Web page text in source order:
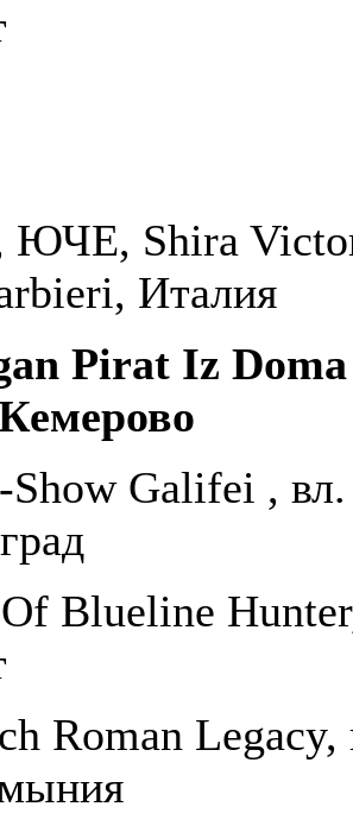
Shira
Италия
Pirat Iz
Show Galifei ,
Blueline
Roman